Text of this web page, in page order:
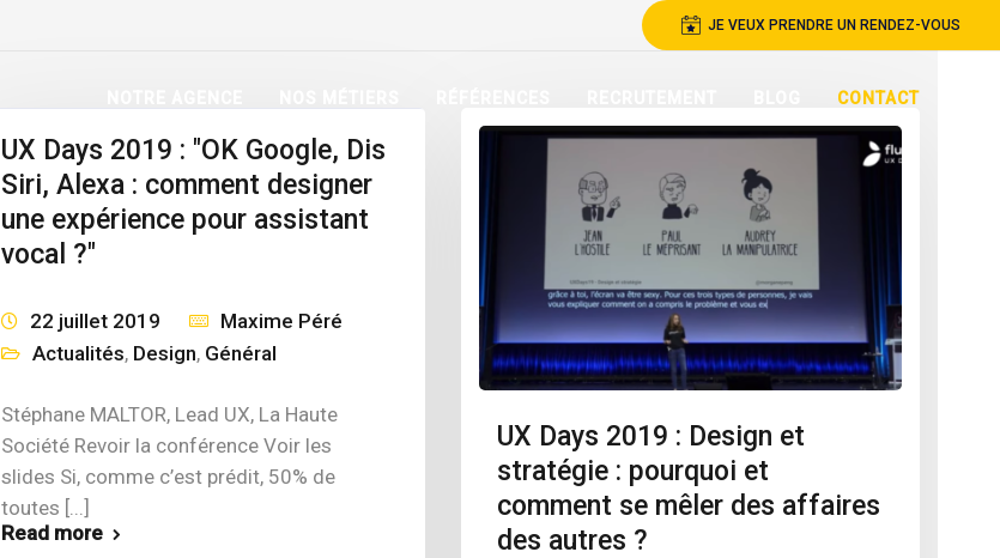
JE VEUX PRENDRE UN RENDEZ-VOUS
CONTACT
UX Days 2019 : "OK Google, Dis
Siri, Alexa : comment designer
une expérience pour assistant
vocal ?"
22 juillet 2019
Maxime Péré
Actualités, Design, Général
Stéphane MALTOR, Lead UX, La Haute
Société Revoir la conférence Voir les
slides Si, comme c’est prédit, 50% de
toutes [...]
Read more
UX Days 2019 : Design et
stratégie : pourquoi et
comment se mêler des affaires
des autres ?